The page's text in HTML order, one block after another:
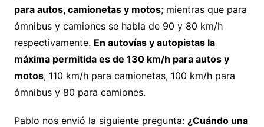
para autos, camionetas y motos; mientras que para
ómnibus y camiones se habla de 90 y 80 km/h
respectivamente. En autovías y autopistas la
máxima permitida es de 130 km/h para autos y
motos, 110 km/h para camionetas, 100 km/h para
ómnibus y 80 para camiones.
Pablo nos envió la siguiente pregunta: ¿Cuándo una